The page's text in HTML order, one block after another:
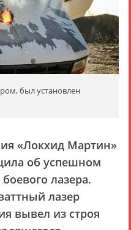
был установлен
«Локхид Мартин»
об успешном
лазера.
лазер
вывел из строя